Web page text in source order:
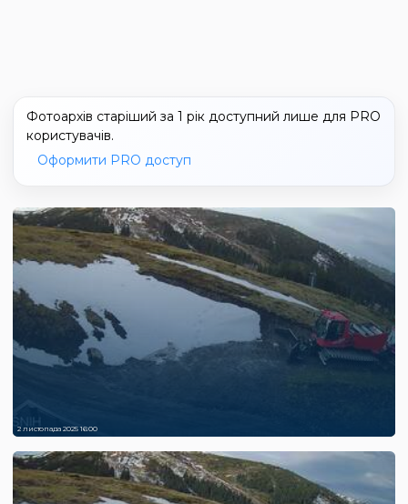
Фотоархів старіший за 1 рік доступний лише для PRO
користувачів.
Оформити PRO доступ
2 листопада 2025 16:00